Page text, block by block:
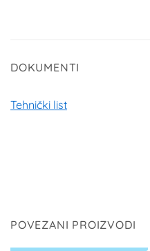
DOKUMENTI
Tehnički list
POVEZANI PROIZVODI